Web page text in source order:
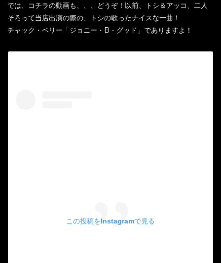
では、コチラの動画も、、、どうぞ！以前、トシ＆アッコ、二人
そろって当店出演の際の、トシの歌ったナイスな一曲！
チャック・ベリー「ジョニー・B・グッド」でありますよ！
この投稿をInstagramで見る